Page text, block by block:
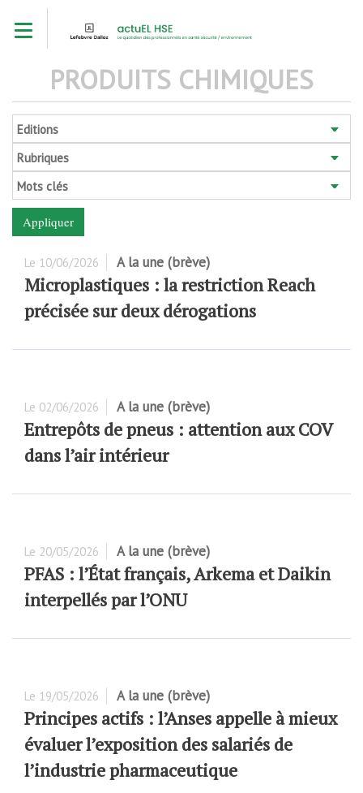
contenu
PRODUITS CHIMIQUES
Editions
Rubriques
Mots clés
Le 10/06/2026 A la une (brève)
Microplastiques : la restriction Reach
précisée sur deux dérogations
Le 02/06/2026 A la une (brève)
Entrepôts de pneus : attention aux COV
dans l’air intérieur
Le 20/05/2026 A la une (brève)
PFAS : l’État français, Arkema et Daikin
interpellés par l’ONU
Le 19/05/2026 A la une (brève)
Principes actifs : l’Anses appelle à mieux
évaluer l’exposition des salariés de
l’industrie pharmaceutique